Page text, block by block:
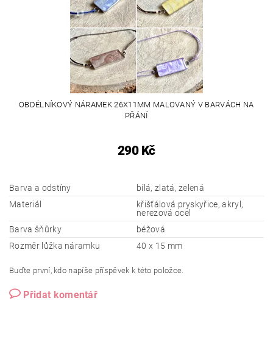
OBDÉLNÍKOVÝ NÁRAMEK 26X11MM MALOVANÝ V BARVÁCH NA
PŘÁNÍ
290 Kč
Barva a odstíny
bílá, zlatá, zelená
Materiál
křišťálová pryskyřice, akryl,
nerezová ocel
Barva šňůrky
béžová
Rozměr lůžka náramku
40 x 15 mm
Buďte první, kdo napíše příspěvek k této položce.
Přidat komentář